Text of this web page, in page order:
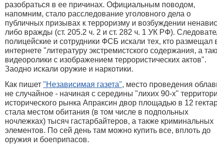
разобраться в ее причинах. Официальным поводом,
напомним, стало расследование уголовного дела о
публичных призывах к терроризму и возбуждении
либо вражды (ст. 205.2 ч. 2 и ст. 282 ч. 1 УК РФ).
полицейские и сотрудники ФСБ искали тех, кто размещал
интернете "литературу экстремистского содержания, а
видеоролики с изображением террористических актов".
Заодно искали оружие и наркотики.
Как пишет "Независимая газета", место проведения
не случайное - начиная с середины "лихих 90-х"
исторического рынка Апраксин двор площадью в 12
стала местом обитания (в том числе в подпольных
ночлежках) тысяч гастарбайтеров, а также криминальных
элементов. По сей день там можно купить все, вплоть до
оружия и боеприпасов.